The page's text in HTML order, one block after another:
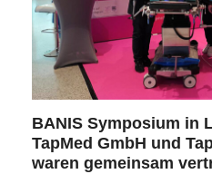
BANIS Symposium in
TapMed GmbH und
waren gemeinsam